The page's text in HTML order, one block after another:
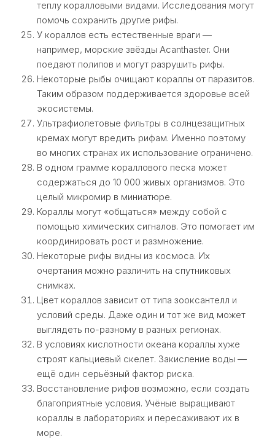
теплу коралловыми видами. Исследования могут
помочь сохранить другие рифы.
У кораллов есть естественные враги —
например, морские звёзды Acanthaster. Они
поедают полипов и могут разрушить рифы.
Некоторые рыбы очищают кораллы от паразитов.
Таким образом поддерживается здоровье всей
экосистемы.
Ультрафиолетовые фильтры в солнцезащитных
кремах могут вредить рифам. Именно поэтому
во многих странах их использование ограничено.
В одном грамме кораллового песка может
содержаться до 10 000 живых организмов. Это
целый микромир в миниатюре.
Кораллы могут «общаться» между собой с
помощью химических сигналов. Это помогает им
координировать рост и размножение.
Некоторые рифы видны из космоса. Их
очертания можно различить на спутниковых
снимках.
Цвет кораллов зависит от типа зооксантелл и
условий среды. Даже один и тот же вид может
выглядеть по-разному в разных регионах.
В условиях кислотности океана кораллы хуже
строят кальциевый скелет. Закисление воды —
ещё один серьёзный фактор риска.
Восстановление рифов возможно, если создать
благоприятные условия. Учёные выращивают
кораллы в лабораториях и пересаживают их в
море.